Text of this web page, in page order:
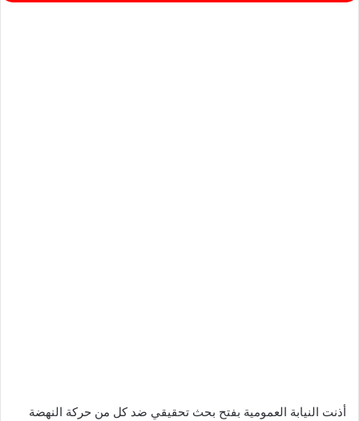
أذنت النيابة العمومية بفتح بحث تحقيقي ضد كل من حركة النهضة